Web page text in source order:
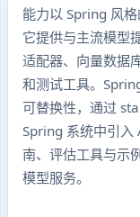
能力以 Spring 风格
它提供与主流模型
适配器、向量数据
和测试工具。
可替换性，通过
Spring 系统中引入
南、评估工具与示
模型服务。